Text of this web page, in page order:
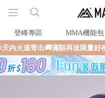
登峰專區 MMA機能包